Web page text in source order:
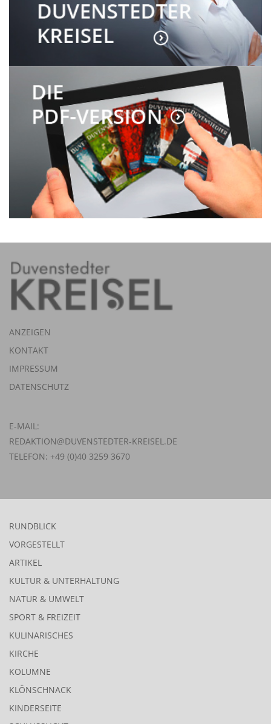
ANZEIGEN
KONTAKT
IMPRESSUM
DATENSCHUTZ
E-MAIL:
REDAKTION@DUVENSTEDTER-KREISEL.DE
TELEFON: +49 (0)40 3259 3670
RUNDBLICK
VORGESTELLT
ARTIKEL
KULTUR & UNTERHALTUNG
NATUR & UMWELT
SPORT & FREIZEIT
KULINARISCHES
KIRCHE
KOLUMNE
KLÖNSCHNACK
KINDERSEITE